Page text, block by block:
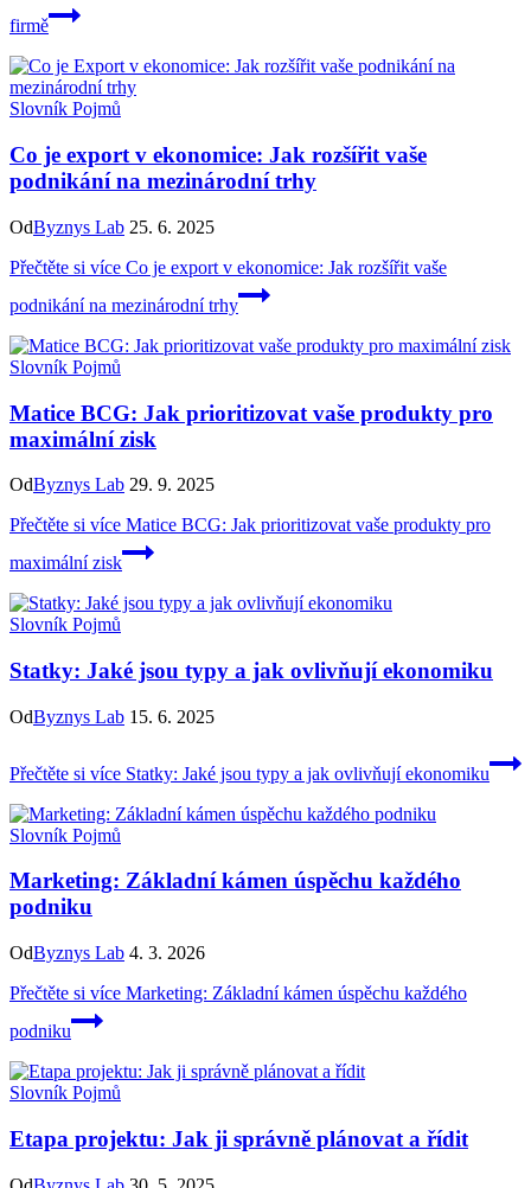
firmě
Slovník Pojmů
Co je export v ekonomice: Jak rozšířit vaše
podnikání na mezinárodní trhy
OdByznys Lab 25. 6. 2025
Přečtěte si více Co je export v ekonomice: Jak rozšířit vaše
podnikání na mezinárodní trhy
Slovník Pojmů
Matice BCG: Jak prioritizovat vaše produkty pro
maximální zisk
OdByznys Lab 29. 9. 2025
Přečtěte si více Matice BCG: Jak prioritizovat vaše produkty pro
maximální zisk
Slovník Pojmů
Statky: Jaké jsou typy a jak ovlivňují ekonomiku
OdByznys Lab 15. 6. 2025
Přečtěte si více Statky: Jaké jsou typy a jak ovlivňují ekonomiku
Slovník Pojmů
Marketing: Základní kámen úspěchu každého
podniku
OdByznys Lab 4. 3. 2026
Přečtěte si více Marketing: Základní kámen úspěchu každého
podniku
Slovník Pojmů
Etapa projektu: Jak ji správně plánovat a řídit